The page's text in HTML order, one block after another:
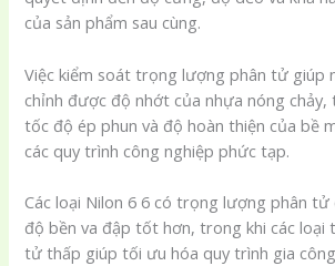
của sản phẩm sau cùng.
Việc kiểm soát trọng lượng phân tử giúp
chỉnh được độ nhớt của nhựa nóng
tốc độ ép phun và độ hoàn thiện của bề
các quy trình công nghiệp phức tạp.
Các loại Nilon 6 6 có trọng lượng phân
độ bền va đập tốt hơn, trong khi các loại
tử thấp giúp tối ưu hóa quy trình gia